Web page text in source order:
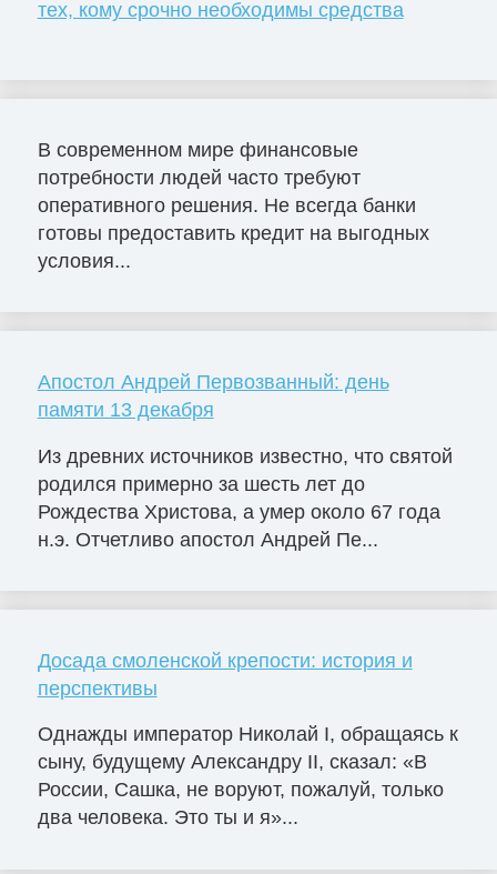
тех, кому срочно необходимы средства
В современном мире финансовые
потребности людей часто требуют
оперативного решения. Не всегда банки
готовы предоставить кредит на выгодных
условия...
Апостол Андрей Первозванный: день
памяти 13 декабря
Из древних источников известно, что святой
родился примерно за шесть лет до
Рождества Христова, а умер около 67 года
н.э. Отчетливо апостол Андрей Пе...
Досада смоленской крепости: история и
перспективы
Однажды император Николай I, обращаясь к
сыну, будущему Александру II, сказал: «В
России, Сашка, не воруют, пожалуй, только
два человека. Это ты и я»...